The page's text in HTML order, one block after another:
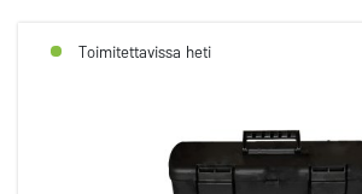
Toimitettavissa heti